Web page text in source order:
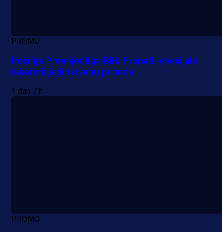
PROMO
Počinje Premijer liga BiH: Pronađi specijale i
iskoristi jedinstvenu ponudu
1 dan 7 h
PROMO